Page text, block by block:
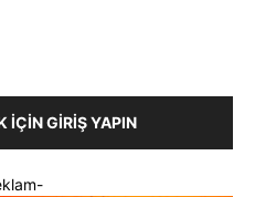
İÇIN GIRIŞ YAPIN